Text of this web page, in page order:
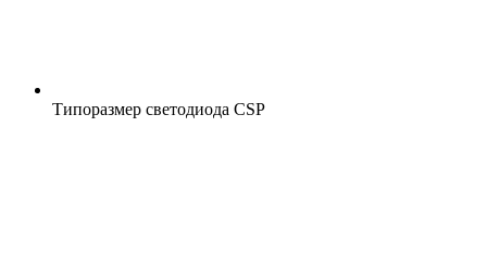
Типоразмер светодиода CSP